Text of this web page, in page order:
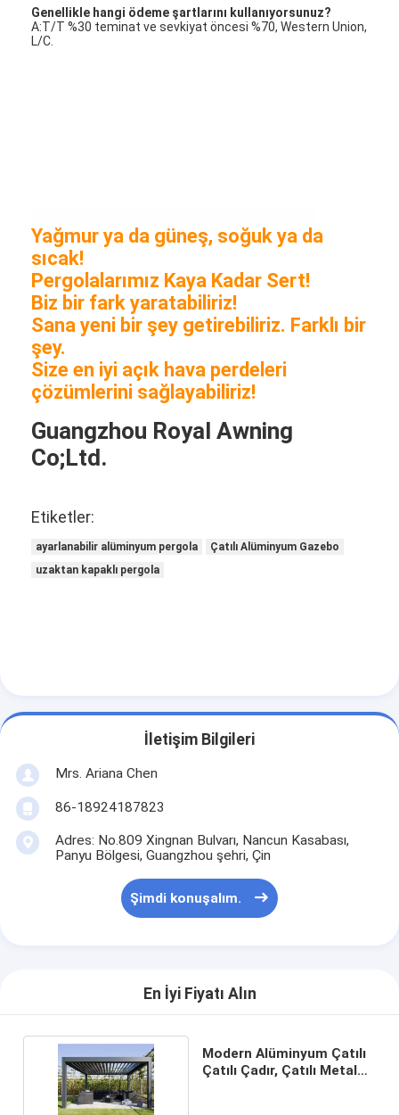
Genellikle hangi ödeme şartlarını kullanıyorsunuz?
A:T/T %30 teminat ve sevkiyat öncesi %70, Western Union,
L/C.
Yağmur ya da güneş, soğuk ya da
sıcak!
Pergolalarımız Kaya Kadar Sert!
Biz bir fark yaratabiliriz!
Sana yeni bir şey getirebiliriz. Farklı bir
şey.
Size en iyi açık hava perdeleri
çözümlerini sağlayabiliriz!
Guangzhou Royal Awning
Co;Ltd.
Etiketler:
ayarlanabilir alüminyum pergola
Çatılı Alüminyum Gazebo
uzaktan kapaklı pergola
İletişim Bilgileri
Mrs. Ariana Chen
86-18924187823
Adres: No.809 Xingnan Bulvarı, Nancun Kasabası,
Panyu Bölgesi, Guangzhou şehri, Çin
Şimdi konuşalım.
En İyi Fiyatı Alın
Modern Alüminyum Çatılı
Çatılı Çadır, Çatılı Metal